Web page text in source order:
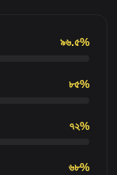
৯৬.৫%
৮৫%
৭২%
৬৮%